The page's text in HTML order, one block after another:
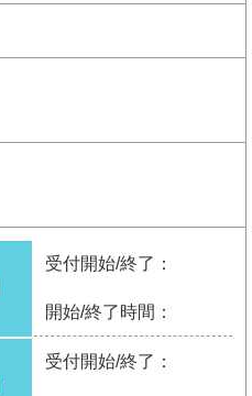
受付開始/終了：
開始/終了時間：
受付開始/終了：